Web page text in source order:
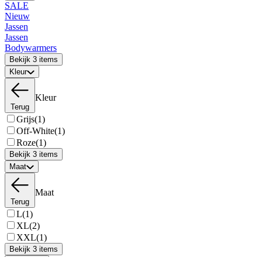
SALE
Nieuw
Jassen
Jassen
Bodywarmers
Bekijk 3 items
Kleur
Terug
Kleur
Grijs(1)
Off-White(1)
Roze(1)
Bekijk 3 items
Maat
Terug
Maat
L(1)
XL(2)
XXL(1)
Bekijk 3 items